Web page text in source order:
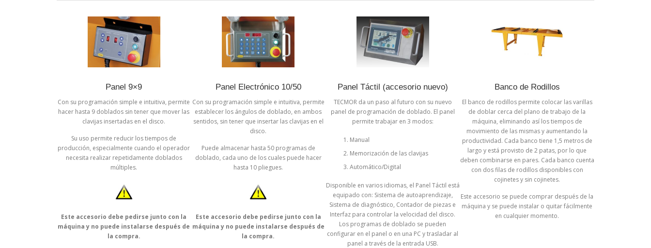
Panel 9×9
Con su programación simple e intuitiva, permite
hacer hasta 9 doblados sin tener que mover las
clavijas insertadas en el disco.
Su uso permite reducir los tiempos de
producción, especialmente cuando el operador
necesita realizar repetidamente doblados
múltiples.
Este accesorio debe pedirse junto con la
máquina y no puede instalarse después de
la compra.
Panel Electrónico 10/50
Con su programación simple e intuitiva, permite
establecer los ángulos de doblado, en ambos
sentidos, sin tener que insertar las clavijas en el
disco.
Puede almacenar hasta 50 programas de
doblado, cada uno de los cuales puede hacer
hasta 10 pliegues.
Este accesorio debe pedirse junto con la
máquina y no puede instalarse después de
la compra.
Panel Táctil (accesorio nuevo)
TECMOR da un paso al futuro con su nuevo
panel de programación de doblado. El panel
permite trabajar en 3 modos:
Manual
Memorización de las clavijas
Automático/Digital
Disponible en varios idiomas, el Panel Táctil está
equipado con: Sistema de autoaprendizaje,
Sistema de diagnóstico, Contador de piezas e
Interfaz para controlar la velocidad del disco.
Los programas de doblado se pueden
configurar en el panel o en una PC y trasladar al
panel a través de la entrada USB.
Banco de Rodillos
El banco de rodillos permite colocar las varillas
de doblar cerca del plano de trabajo de la
máquina, eliminando así los tiempos de
movimiento de las mismas y aumentando la
productividad. Cada banco tiene 1,5 metros de
largo y está provisto de 2 patas, por lo que
deben combinarse en pares. Cada banco cuenta
con dos filas de rodillos disponibles con
cojinetes y sin cojinetes.
Este accesorio se puede comprar después de la
máquina y se puede instalar o quitar fácilmente
en cualquier momento.